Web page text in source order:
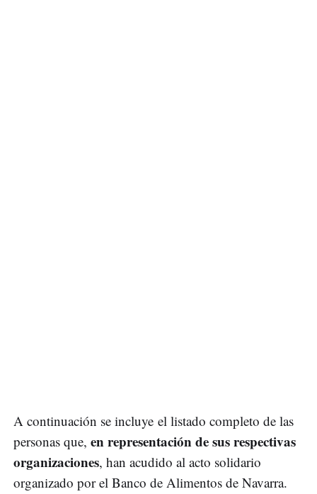
A continuación se incluye el listado completo de las
personas que, en representación de sus respectivas
organizaciones, han acudido al acto solidario
organizado por el Banco de Alimentos de Navarra.